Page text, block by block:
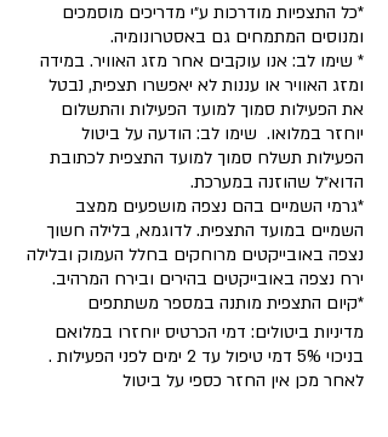
*כל התצפיות מודרכות ע״י מדריכים מוסמכים
ומנוסים המתמחים גם באסטרונומיה.
* שימו לב: אנו עוקבים אחר מזג האוויר. במידה
ומזג האוויר או עננות לא יאפשרו תצפית, נבטל
את הפעילות סמוך למועד הפעילות והתשלום
יוחזר במלואו. שימו לב: הודעה על ביטול
הפעילות תשלח סמוך למועד התצפית לכתובת
הדוא״ל שהוזנה במערכת.
*גרמי השמיים בהם נצפה מושפעים ממצב
השמיים במועד התצפית. לדוגמא, בלילה חשוך
נצפה באובייקטים מרוחקים בחלל העמוק ובלילה
ירח נצפה באובייקטים בהירים ובירח המרהיב.
​*קיום התצפית מותנה במספר משתתפים
מדיניות ביטולים: דמי הכרטיס יוחזרו במלואם
בניכוי 5% דמי טיפול עד 2 ימים לפני הפעילות .
לאחר מכן אין החזר כספי על ביטול